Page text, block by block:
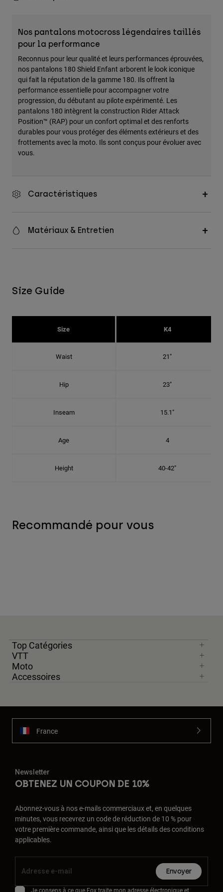
Tous les accessoires
Sacs et sacs à dos
Chapeaux et Casquettes
Voir tout
Nos pantalons motocross légendaires taillés
pour la performance
Reconnus pour leur qualité et leurs performances éprouvées,
nos pantalons 180 Shield Enfant arborent le look iconique
qui fait la réputation de la gamme 180. Ils offrent la
performance essentielle pour accompagner votre
progression, du débutant au pilote expérimenté. Les
pantalons 180 intègrent la construction Rider Attack
Position™ (RAP) pour un confort optimal et des renforts
durables pour vous protéger des éléments extérieurs et des
frottements avec la moto. Ils sont conçus pour évoluer avec
vous.
Caractéristiques
Matériaux & Entretien
Size Guide
Size K4
Waist 21"
Hip 23"
Inseam 15.1"
Age 4
Height 40-42"
Recommandé pour vous
Top Catégories
VTT
Moto
Accessoires
France
Newsletter
OBTENEZ UN COUPON DE 10%
Abonnez-vous à nos e-mails commerciaux et, en quelques
minutes, vous recevrez un code de réduction de 10 % pour
votre première commande, ainsi que les détails des conditions
applicables.
Envoyer
Je consens à ce que Fox traite mon adresse électronique et